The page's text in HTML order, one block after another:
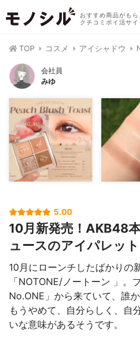
おすすめ商品がもら
クチコミポイ活サイ
TOP コスメ アイシャドウ
会社員
みゆ
5.00
10月新発売！AKB48
ュースのアイパレット
10月にローンチしたばかりの
「NOTONE/ノートーン 」。
No.ONE」から来ていて、誰
もうやめて、自分らしく、自
いな意味があるそうです。